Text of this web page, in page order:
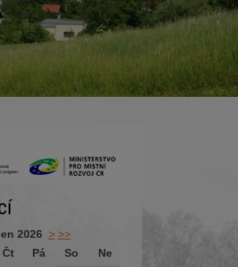
2026 > >>
Čt Pá So
Ne